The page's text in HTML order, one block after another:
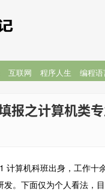
互联网 程序人生 编程
报之计算机类
计算机科班出身，工作十
发。下面仅为个人看法，